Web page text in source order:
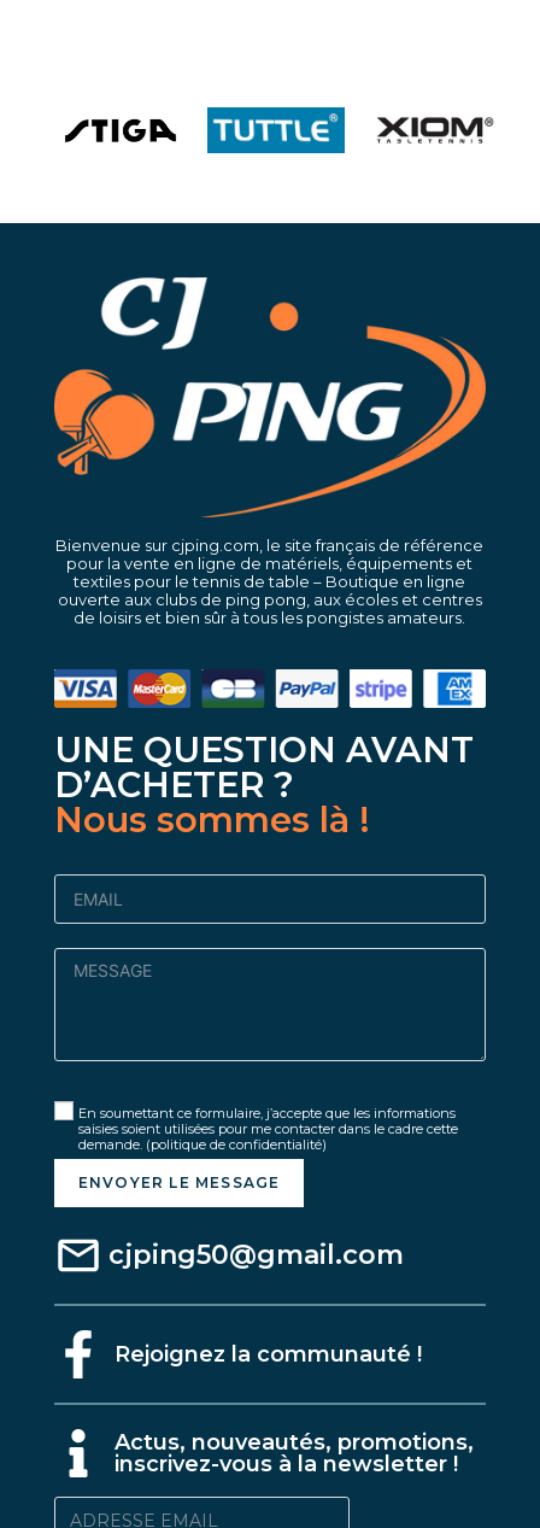
Bienvenue sur cjping.com, le site français de référence
pour la vente en ligne de matériels, équipements et
textiles pour le tennis de table – Boutique en ligne
ouverte aux clubs de ping pong, aux écoles et centres
de loisirs et bien sûr à tous les pongistes amateurs.
UNE QUESTION AVANT
D’ACHETER ?
Nous sommes là !
En soumettant ce formulaire, j’accepte que les informations
saisies soient utilisées pour me contacter dans le cadre cette
demande. (politique de confidentialité)
ENVOYER LE MESSAGE
cjping50@gmail.com
Rejoignez la communauté !
Actus, nouveautés, promotions,
inscrivez-vous à la newsletter !